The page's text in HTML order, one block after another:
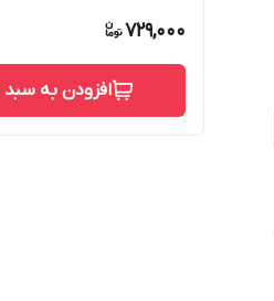
729,000
افزودن به سبد